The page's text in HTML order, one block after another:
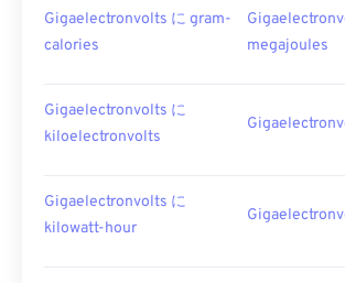
Gigaelectronvolts に gram-
calories
megajoules
Gigaelectronvolts に
kiloelectronvolts
Gigaelectronvolts に
kilowatt-hour